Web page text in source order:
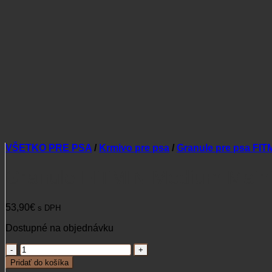
VŠETKO PRE PSA / Krmivo pre psa / Granule pre psa
53,90€ s DPH
Dostupné na objednávku
množstvo
Granule
FITMIN
Pridať do košíka